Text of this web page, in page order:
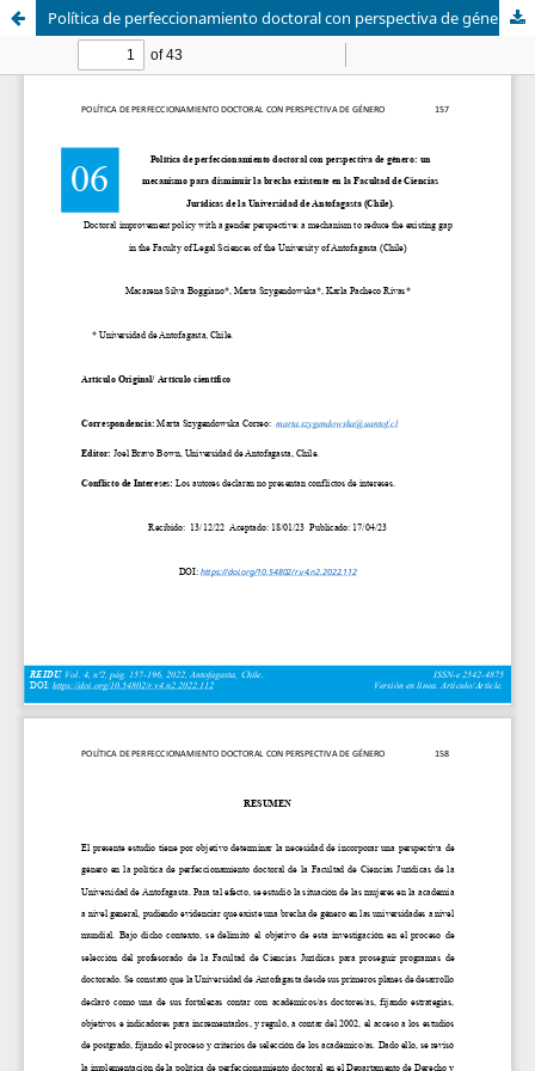
Política de perfeccionamiento doctoral con perspectiva de género: un mecanismo para disminuir la brecha existente en la Facultad de Ciencias Jurídicas de la Universidad de Antofagasta (Chile).